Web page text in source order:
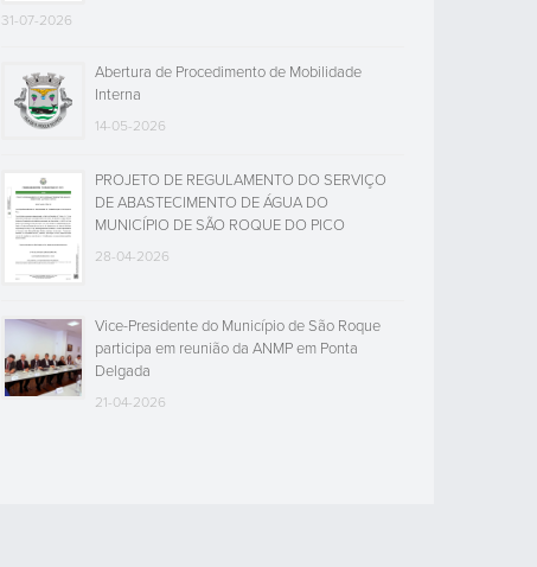
31-07-2026
Abertura de Procedimento de Mobilidade
Interna
14-05-2026
PROJETO DE REGULAMENTO DO SERVIÇO
DE ABASTECIMENTO DE ÁGUA DO
MUNICÍPIO DE SÃO ROQUE DO PICO
28-04-2026
Vice-Presidente do Município de São Roque
participa em reunião da ANMP em Ponta
Delgada
21-04-2026